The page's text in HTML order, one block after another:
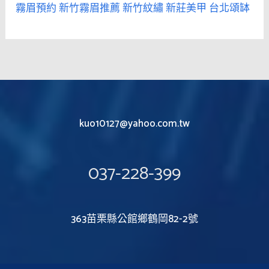
霧眉預約新竹霧眉推薦新竹紋繡新莊美甲 台北頌缽
kuo10127@yahoo.com.tw
037-228-399
363苗栗縣公館鄉鶴岡82-2號